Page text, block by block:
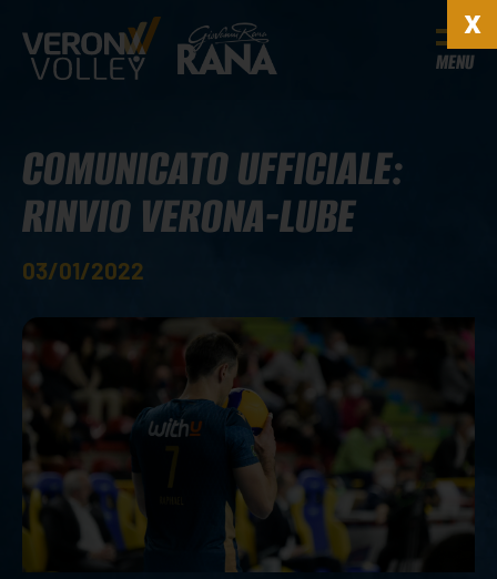
MENU
COMUNICATO UFFICIALE:
RINVIO VERONA-LUBE
03/01/2022